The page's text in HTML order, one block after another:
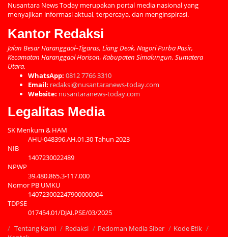
Nusantara News Today merupakan portal media nasional yang
menyajikan informasi aktual, terpercaya, dan menginspirasi.
Kantor Redaksi
Jalan Besar Haranggaol–Tigaras, Liang Deak, Nagori Purba Pasir,
Kecamatan Haranggaol Horison, Kabupaten Simalungun, Sumatera
Utara.
WhatsApp: 0812 7766 3310
Email: redaksi@nusantaranews-today.com
Website: nusantaranews-today.com
Legalitas Media
SK Menkum & HAM
AHU-048396.AH.01.30 Tahun 2023
NIB
1407230022489
NPWP
39.480.865.3-117.000
Nomor PB UMKU
140723002247900000004
TDPSE
017454.01/DJAI.PSE/03/2025
Tentang Kami
Redaksi Pedoman Media Siber
Kode Etik